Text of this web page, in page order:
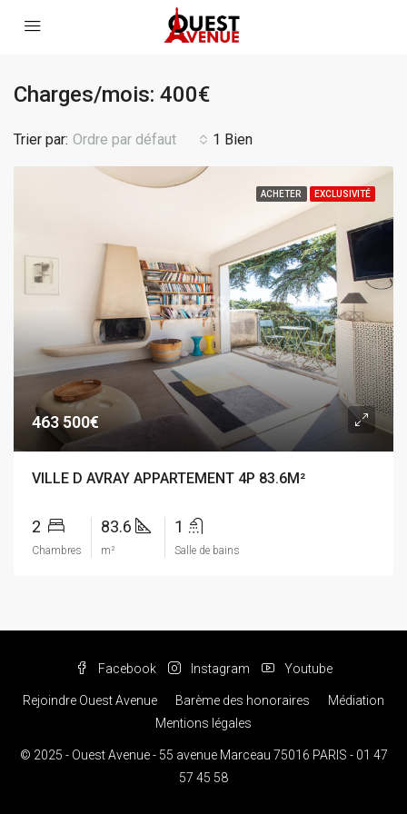
Charges/mois: 400€
1 Bien
Trier par: Ordre par défaut
ACHETER EXCLUSIVITÉ
463 500€
VILLE D AVRAY APPARTEMENT 4P 83.6M²
2
Chambres
83.6
m²
1
Salle de bains
Facebook Instagram Youtube
Rejoindre Ouest Avenue Barème des honoraires
Médiation
Mentions légales
© 2025 - Ouest Avenue - 55 avenue Marceau 75016 PARIS - 01 47
57 45 58